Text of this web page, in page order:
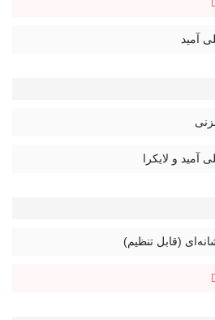
آمید
آمید و لایکرا
(قابل تنظیم)